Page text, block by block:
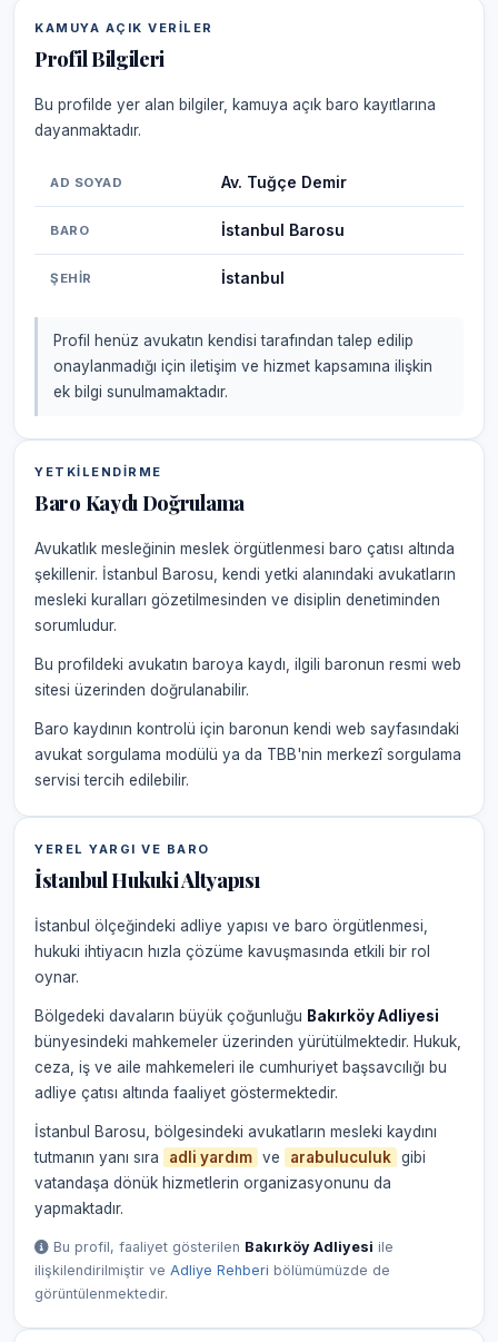
KAMUYA AÇIK VERILER
Profil Bilgileri
Bu profilde yer alan bilgiler, kamuya açık baro kayıtlarına
dayanmaktadır.
AD SOYAD Av. Tuğçe Demir
BARO İstanbul Barosu
ŞEHIR İstanbul
Profil henüz avukatın kendisi tarafından talep edilip
onaylanmadığı için iletişim ve hizmet kapsamına ilişkin
ek bilgi sunulmamaktadır.
YETKILENDIRME
Baro Kaydı Doğrulama
Avukatlık mesleğinin meslek örgütlenmesi baro çatısı altında
şekillenir. İstanbul Barosu, kendi yetki alanındaki avukatların
mesleki kuralları gözetilmesinden ve disiplin denetiminden
sorumludur.
Bu profildeki avukatın baroya kaydı, ilgili baronun resmi web
sitesi üzerinden doğrulanabilir.
Baro kaydının kontrolü için baronun kendi web sayfasındaki
avukat sorgulama modülü ya da TBB'nin merkezî sorgulama
servisi tercih edilebilir.
YEREL YARGI VE BARO
İstanbul Hukuki Altyapısı
İstanbul ölçeğindeki adliye yapısı ve baro örgütlenmesi,
hukuki ihtiyacın hızla çözüme kavuşmasında etkili bir rol
oynar.
Bölgedeki davaların büyük çoğunluğu Bakırköy Adliyesi
bünyesindeki mahkemeler üzerinden yürütülmektedir. Hukuk,
ceza, iş ve aile mahkemeleri ile cumhuriyet başsavcılığı bu
adliye çatısı altında faaliyet göstermektedir.
İstanbul Barosu, bölgesindeki avukatların mesleki kaydını
tutmanın yanı sıra
adli yardım ve arabuluculuk gibi
vatandaşa dönük hizmetlerin organizasyonunu da
yapmaktadır.
Bu profil, faaliyet gösterilen Bakırköy Adliyesi ile
ilişkilendirilmiştir ve Adliye Rehberi bölümümüzde de
görüntülenmektedir.